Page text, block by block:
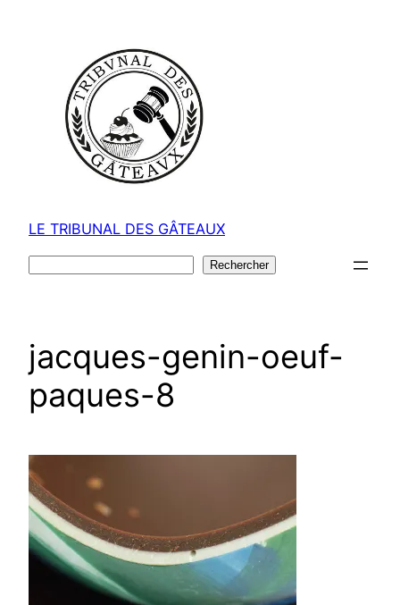
LE TRIBUNAL DES GÂTEAUX
Rechercher
jacques-genin-oeuf-
paques-8